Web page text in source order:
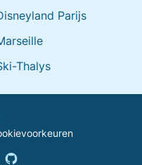
Parijs
Thalys